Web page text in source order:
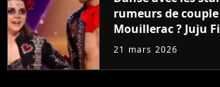
rumeurs de
Mouillerac ? Juju
moque
21 mars 2026